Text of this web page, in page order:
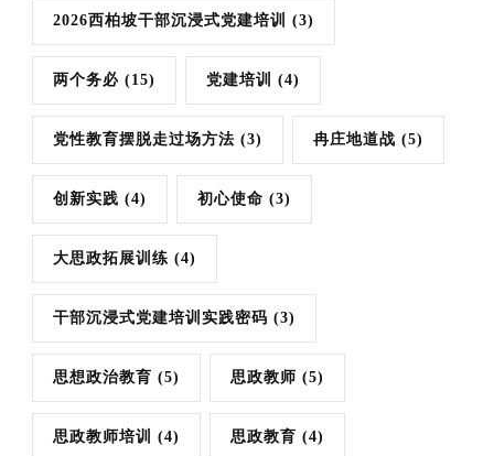
2026西柏坡干部沉浸式党建培训 (3)
两个务必 (15) 党建培训 (4)
党性教育摆脱走过场方法 (3) 冉庄地道战 (5)
创新实践 (4) 初心使命 (3)
大思政拓展训练 (4)
干部沉浸式党建培训实践密码 (3)
思想政治教育 (5) 思政教师 (5)
思政教师培训 (4) 思政教育 (4)